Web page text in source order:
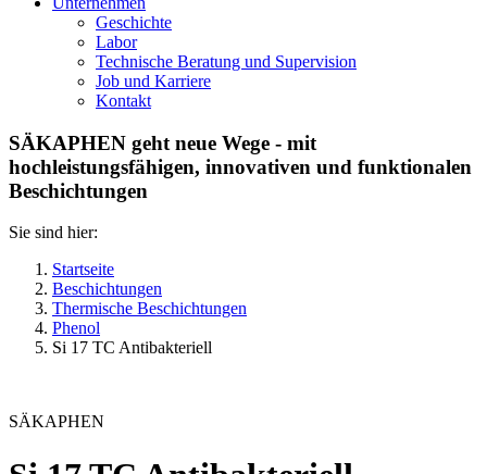
Geschichte
Labor
Technische Beratung und Supervision
Job und Karriere
Kontakt
SÄKAPHEN geht neue Wege - mit
hochleistungsfähigen, innovativen und funktionalen
Beschichtungen
Sie sind hier:
Startseite
Beschichtungen
Thermische Beschichtungen
Phenol
Si 17 TC Antibakteriell
SÄKAPHEN